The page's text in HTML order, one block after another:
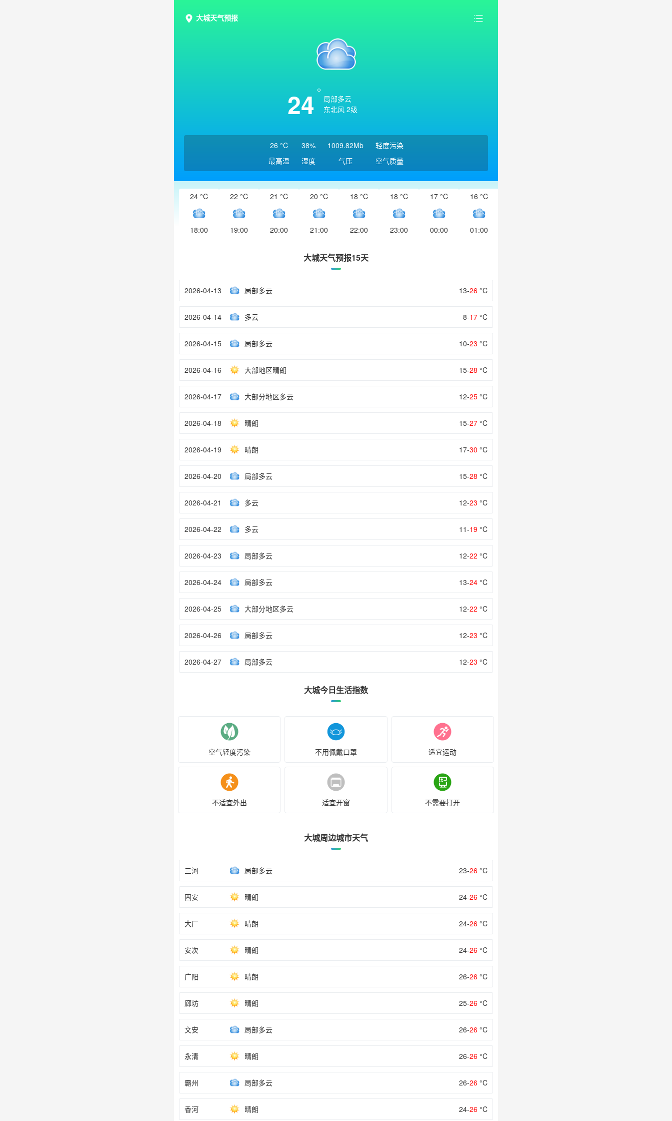
大城天气预报
24
局部多云
东北风 2级
26 °C
最高温
38%
湿度
1009.82Mb
气压
轻度污染
空气质量
24 °C
18:00
22 °C
19:00
21 °C
20:00
20 °C
21:00
18 °C
22:00
18 °C
23:00
17 °C
00:00
16 °C
01:00
大城天气预报15天
2026-04-13 局部多云 13-26 °C
2026-04-14 多云 8-17 °C
2026-04-15 局部多云 10-23 °C
2026-04-16 大部地区晴朗 15-28 °C
2026-04-17 大部分地区多云 12-25 °C
2026-04-18 晴朗 15-27 °C
2026-04-19 晴朗 17-30 °C
2026-04-20 局部多云 15-28 °C
2026-04-21 多云 12-23 °C
2026-04-22 多云 11-19 °C
2026-04-23 局部多云 12-22 °C
2026-04-24 局部多云 13-24 °C
2026-04-25 大部分地区多云 12-22 °C
2026-04-26 局部多云 12-23 °C
2026-04-27 局部多云 12-23 °C
大城今日生活指数
空气轻度污染 不用佩戴口罩 适宜运动
不适宜外出 适宜开窗 不需要打开
大城周边城市天气
三河 局部多云 23-26 °C
固安 晴朗 24-26 °C
大厂 晴朗 24-26 °C
安次 晴朗 24-26 °C
广阳 晴朗 26-26 °C
廊坊 晴朗 25-26 °C
文安 局部多云 26-26 °C
永清 晴朗 26-26 °C
霸州 局部多云 26-26 °C
香河 晴朗 24-26 °C